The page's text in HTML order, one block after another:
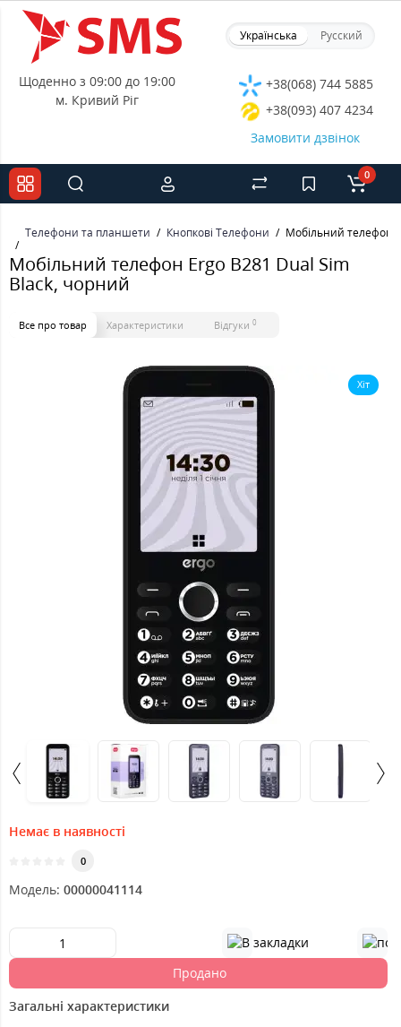
Українська Русский
Щоденно з 09:00 до 19:00
м. Кривий Ріг
+38(068) 744 5885
+38(093) 407 4234
Замовити дзвінок
0
Телефони та планшети Кнопкові Телефони Мобільний телефон
Мобільний телефон Ergo B281 Dual Sim
Black, чорний
Все про товар Характеристики Відгуки 0
Хіт
Немає в наявності
0
Модель: 00000041114
Продано
Загальні характеристики